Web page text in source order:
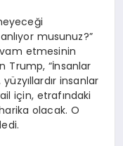
musunuz?”
etmesinin
Trump, “İnsanlar
insanlar
için, etrafındaki
olacak. O